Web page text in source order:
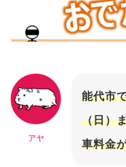
アヤ
能代市
（日）
車料金